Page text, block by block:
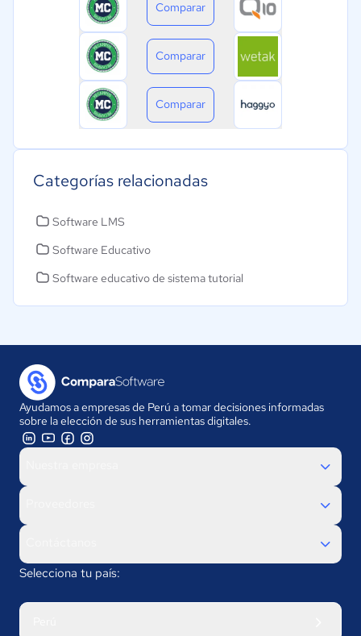
Comparar
Comparar
Comparar
Categorías relacionadas
Software LMS
Software Educativo
Software educativo de sistema tutorial
Ayudamos a empresas de Perú a tomar decisiones informadas
sobre la elección de sus herramientas digitales.
Selecciona tu país: